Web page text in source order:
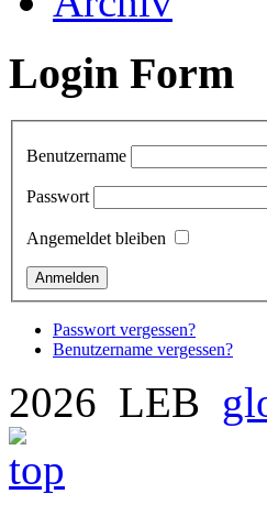
Login Form
Benutzername
Passwort
Angemeldet bleiben
Passwort vergessen?
Benutzername vergessen?
2026 LEB